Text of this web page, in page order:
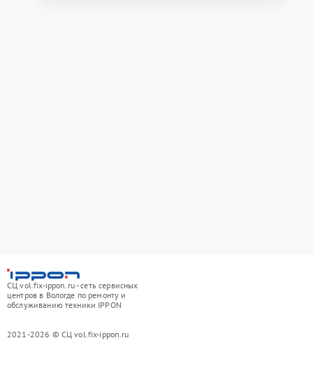
СЦ vol.fix-ippon.ru - сеть сервисных
центров в Вологде по ремонту и
обслуживанию техники IPPON
2021-2026 © СЦ vol.fix-ippon.ru